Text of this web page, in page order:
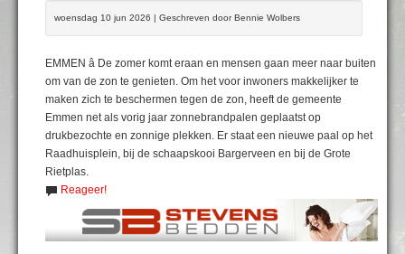
woensdag 10 jun 2026 | Geschreven door Bennie Wolbers
EMMEN â De zomer komt eraan en mensen gaan meer naar buiten
om van de zon te genieten. Om het voor inwoners makkelijker te
maken zich te beschermen tegen de zon, heeft de gemeente
Emmen net als vorig jaar zonnebrandpalen geplaatst op
drukbezochte en zonnige plekken. Er staat een nieuwe paal op het
Raadhuisplein, bij de schaapskooi Bargerveen en bij de Grote
Rietplas.
Reageer!